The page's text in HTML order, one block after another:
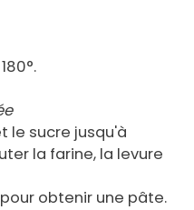
le sucre jusqu'à
la farine, la levure
obtenir une pâte.